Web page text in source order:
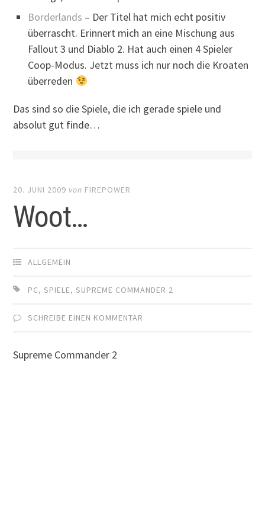
Borderlands – Der Titel hat mich echt positiv
überrascht. Erinnert mich an eine Mischung aus
Fallout 3 und Diablo 2. Hat auch einen 4 Spieler
Coop-Modus. Jetzt muss ich nur noch die Kroaten
überreden
Das sind so die Spiele, die ich gerade spiele und
absolut gut finde…
20. JUNI 2009 von FIREPOWER
Woot…
ALLGEMEIN
PC,SPIELE,SUPREME COMMANDER 2
SCHREIBE EINEN KOMMENTAR
Supreme Commander 2